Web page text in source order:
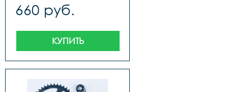
660 руб.
КУПИТЬ